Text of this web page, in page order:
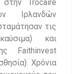
Trocaire
Ιρλανδών
τις
και
Faithinvest
Χρόνια